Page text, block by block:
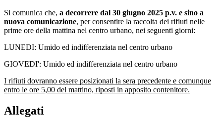
Si comunica che, a decorrere dal 30 giugno 2025 p.v. e sino a
nuova comunicazione, per consentire la raccolta dei rifiuti nelle
prime ore della mattina nel centro urbano, nei seguenti giorni:
LUNEDI: Umido ed indifferenziata nel centro urbano
GIOVEDI': Umido ed indifferenziata nel centro urbano
I rifiuti dovranno essere posizionati la sera precedente e comunque
entro le ore 5,00 del mattino, riposti in apposito contenitore.
Allegati